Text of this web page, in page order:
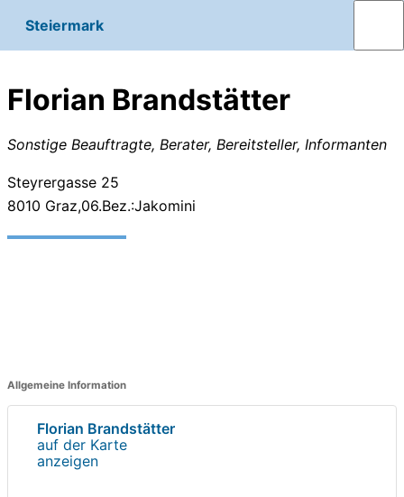
Steiermark
Florian Brandstätter
Sonstige Beauftragte, Berater, Bereitsteller, Informanten
Steyrergasse 25
8010 Graz,06.Bez.:Jakomini
Allgemeine Information
Florian Brandstätter
auf der Karte
anzeigen